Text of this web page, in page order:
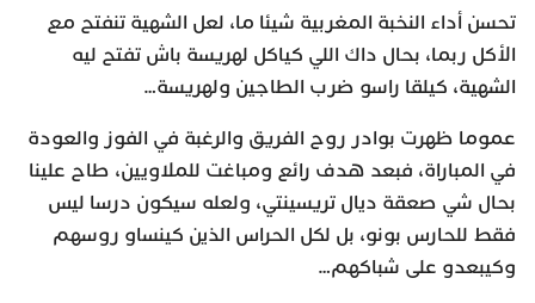
تحسن أداء النخبة المغربية شيئا ما، لعل الشهية تنفتح مع
الأكل ربما، بحال داك اللي كياكل لهريسة باش تفتح ليه
الشهية، كيلقا راسو ضرب الطاجين ولهريسة…
عموما ظهرت بوادر روح الفريق والرغبة في الفوز والعودة
في المباراة، فبعد هدف رائع ومباغت للملاويين، طاح علينا
بحال شي صعقة ديال تريسينتي، ولعله سيكون درسا ليس
فقط للحارس بونو، بل لكل الحراس الذين كينساو روسهم
وكيبعدو على شباكهم…